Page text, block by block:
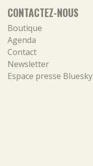
CONTACTEZ-NOUS
Boutique
Agenda
Contact
Newsletter
Espace presse Bluesky